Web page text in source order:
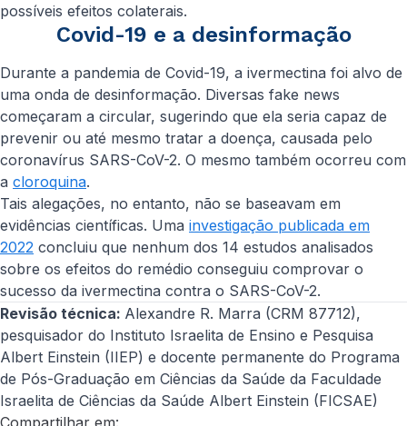
possíveis efeitos colaterais.
Covid-19 e a desinformação
Durante a pandemia de Covid-19, a ivermectina foi alvo de
uma onda de desinformação. Diversas fake news
começaram a circular, sugerindo que ela seria capaz de
prevenir ou até mesmo tratar a doença, causada pelo
coronavírus SARS-CoV-2. O mesmo também ocorreu com
a cloroquina.
Tais alegações, no entanto, não se baseavam em
evidências científicas. Uma investigação publicada em
2022 concluiu que nenhum dos 14 estudos analisados
sobre os efeitos do remédio conseguiu comprovar o
sucesso da ivermectina contra o SARS-CoV-2.
Revisão técnica: Alexandre R. Marra (CRM 87712),
pesquisador do Instituto Israelita de Ensino e Pesquisa
Albert Einstein (IIEP) e docente permanente do Programa
de Pós-Graduação em Ciências da Saúde da Faculdade
Israelita de Ciências da Saúde Albert Einstein (FICSAE)
Compartilhar em: